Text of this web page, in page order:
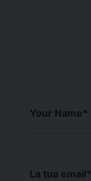
Your Name*
La tua email*